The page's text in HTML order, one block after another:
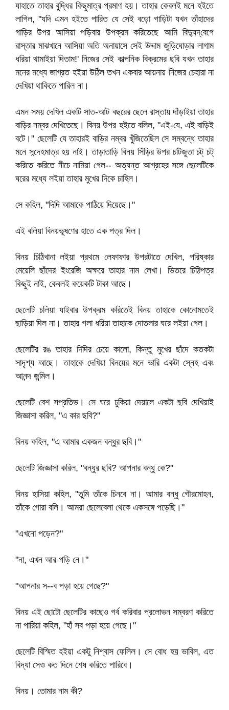
যাহাতে তাহার বুদ্ধির কিছুমাত্র প্রমাণ হয়। তাহার কেবলই মনে হইতে
লাগিল, "যদি এমন হইতে পারিত যে সেই বড়ো গাড়িটা যখন তাঁহাদের
গাড়ির উপর আসিয়া পড়িবার উপক্রম করিতেছে আমি বিদ্যুদ্‌বেগে
রাস্তার মাঝখানে আসিয়া অতি অনায়াসে সেই উদ্দাম জুড়িঘোড়ার লাগাম
ধরিয়া থামাইয়া দিতাম!' নিজের সেই কাল্পনিক বিক্রমের ছবি যখন তাহার
মনের মধ্যে জাগ্রত হইয়া উঠিল তখন একবার আয়নায় নিজের চেহারা না
দেখিয়া থাকিতে পারিল না।
এমন সময় দেখিল একটি সাত-আট বছরের ছেলে রাস্তায় দাঁড়াইয়া তাহার
বাড়ির নম্বর দেখিতেছে। বিনয় উপর হইতে বলিল, "এই-যে, এই বাড়িই
বটে।" ছেলেটি যে তাহারই বাড়ির নম্বর খুঁজিতেছিল সে সম্বন্ধে তাহার
মনে সন্দেহমাত্র হয় নাই। তাড়াতাড়ি বিনয় সিঁড়ির উপর চটিজুতা চট্‌ চট্‌
করিতে করিতে নীচে নামিয়া গেল-- অত্যন্ত আগ্রহের সঙ্গে ছেলেটিকে
ঘরের মধ্যে লইয়া তাহার মুখের দিকে চাহিল।
সে কহিল, "দিদি আমাকে পাঠিয়ে দিয়েছে।"
এই বলিয়া বিনয়ভূষণের হাতে এক পত্র দিল।
বিনয় চিঠিখানা লইয়া প্রথমে লেফাফার উপরটাতে দেখিল, পরিষ্কার
মেয়েলি ছাঁদের ইংরেজি অক্ষরে তাহার নাম লেখা। ভিতরে চিঠিপত্র
কিছুই নাই, কেবলই কয়েকটি টাকা আছে।
ছেলেটি চলিয়া যাইবার উপক্রম করিতেই বিনয় তাহাকে কোনোমতেই
ছাড়িয়া দিল না। তাহার গলা ধরিয়া তাহাকে দোতলার ঘরে লইয়া গেল।
ছেলেটির রঙ তাহার দিদির চেয়ে কালো, কিন্তু মুখের ছাঁদে কতকটা
সাদৃশ্য আছে। তাহাকে দেখিয়া বিনয়ের মনে ভারি একটা স্নেহ এবং
আনন্দ জন্মিল।
ছেলেটি বেশ সপ্রতিভ। সে ঘরে ঢুকিয়া দেয়ালে একটা ছবি দেখিয়াই
জিজ্ঞাসা করিল, "এ কার ছবি?"
বিনয় কহিল, "এ আমার একজন বন্ধুর ছবি।"
ছেলেটি জিজ্ঞাসা করিল, "বন্ধুর ছবি? আপনার বন্ধু কে?"
বিনয় হাসিয়া কহিল, "তুমি তাঁকে চিনবে না। আমার বন্ধু গৌরমোহন,
তাঁকে গোরা বলি। আমরা ছেলেবেলা থেকে একসঙ্গে পড়েছি।"
"এখনো পড়েন?"
"না, এখন আর পড়ি নে।"
"আপনার স--ব পড়া হয়ে গেছে?"
বিনয় এই ছোটো ছেলেটির কাছেও গর্ব করিবার প্রলোভন সম্বরণ করিতে
না পারিয়া কহিল, "হাঁ সব পড়া হয়ে গেছে।"
ছেলেটি বিস্মিত হইয়া একটু নিশ্বাস ফেলিল। সে বোধ হয় ভাবিল, এত
বিদ্যা সেও কত দিনে শেষ করিতে পারিবে।
বিনয়। তোমার নাম কী?